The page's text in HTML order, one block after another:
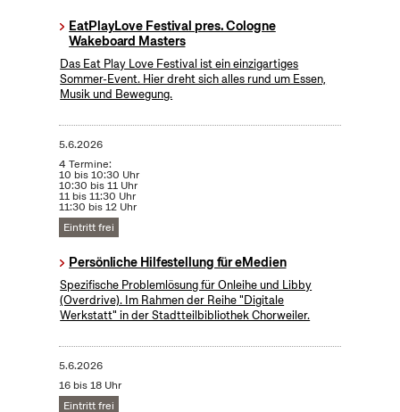
EatPlayLove Festival pres. Cologne
Wakeboard Masters
Das Eat Play Love Festival ist ein einzigartiges
Sommer-Event. Hier dreht sich alles rund um Essen,
Musik und Bewegung.
5.6.2026
4 Termine:
10 bis 10:30 Uhr
10:30 bis 11 Uhr
11 bis 11:30 Uhr
11:30 bis 12 Uhr
Eintritt frei
Persönliche Hilfestellung für eMedien
Spezifische Problemlösung für Onleihe und Libby
(Overdrive). Im Rahmen der Reihe "Digitale
Werkstatt" in der Stadtteilbibliothek Chorweiler.
5.6.2026
16 bis 18 Uhr
Eintritt frei